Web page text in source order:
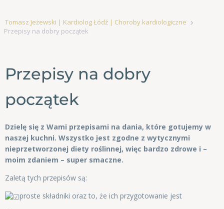
Tomasz Jeżewski | Kardiolog Łódź | Choroby kardiologiczne
Przepisy na dobry początek
Przepisy na dobry
początek
Dzielę się z Wami przepisami na dania, które gotujemy w
naszej kuchni. Wszystko jest zgodne z wytycznymi
nieprzetworzonej diety roślinnej, więc bardzo zdrowe i –
moim zdaniem – super smaczne.
Zaletą tych przepisów są:
proste składniki oraz to, że ich przygotowanie jest